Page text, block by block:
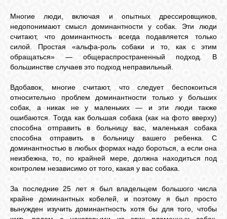
КОШКИ
VK
FACEBOOK
Многие люди, включая и опытных дрессировщиков,
недопонимают смысл доминантности у собак. Эти люди
считают, что доминантность всегда подавляется только
силой. Простая «альфа-роль собаки и то, как с этим
обращаться» — общераспространенный подход. В
большинстве случаев это подход неправильный.
Вдобавок, многие считают, что следует беспокоиться
относительно проблем доминантности только у больших
собак, а никак не у маленьких — и эти люди также
ошибаются. Тогда как большая собака (как на фото вверху)
способна отправить в больницу вас, маленькая собака
способна отправить в больницу вашего ребенка. С
доминантностью в любых формах надо бороться, а если она
неизбежна, то, по крайней мере, должна находиться под
контролем независимо от того, какая у вас собака.
За последние 25 лет я был владельцем большого числа
крайне доминантных кобелей, и поэтому я был просто
вынужден изучить доминантность хотя бы для того, чтобы